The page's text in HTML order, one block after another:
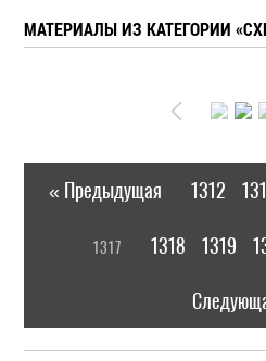
МАТЕРИАЛЫ ИЗ КАТЕГОРИИ
« Предыдущая 1312
1317 1318 1319